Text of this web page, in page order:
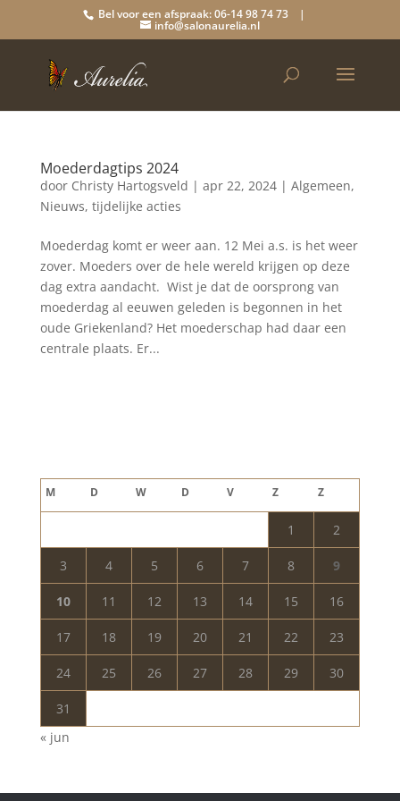
Bel voor een afspraak: 06-14 98 74 73 |
info@salonaurelia.nl
Moederdagtips 2024
door Christy Hartogsveld | apr 22, 2024| Algemeen,
Nieuws, tijdelijke acties
Moederdag komt er weer aan. 12 Mei a.s. is het weer
zover. Moeders over de hele wereld krijgen op deze
dag extra aandacht. Wist je dat de oorsprong van
moederdag al eeuwen geleden is begonnen in het
oude Griekenland? Het moederschap had daar een
centrale plaats. Er...
M D W D V Z Z
1 2
3 4 5 6 7 8 9
10 11 12 13 14 15 16
17 18 19 20 21 22 23
24 25 26 27 28 29 30
31
« jun